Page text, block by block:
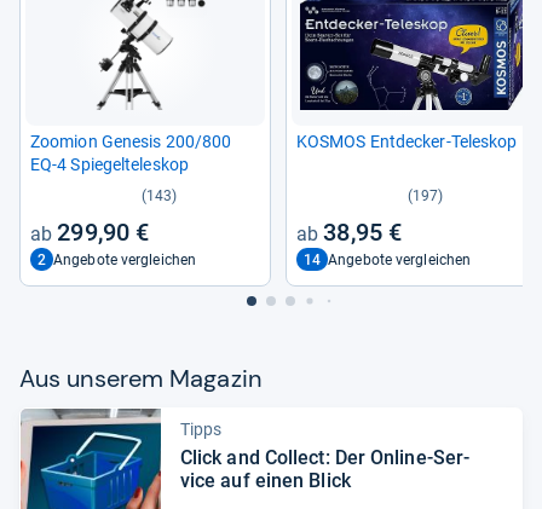
Zoo­mion Gene­sis 200/800
EQ-​4 Spie­gel­te­le­skop
(143)
299,90 €
2 Angebote vergleichen
KOS­MOS Ent­de­cker-​Tele­skop
(197)
38,95 €
14 Angebote vergleichen
Aus unse­rem Maga­zin
Tipps
Click and Col­lect: Der Online-​Ser­
vice auf einen Blick